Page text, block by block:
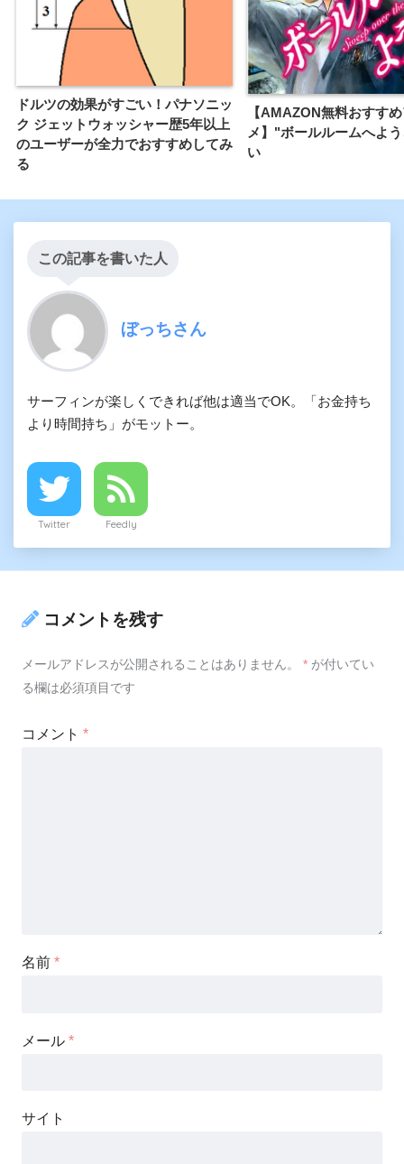
ドルツの効果がすごい！パナソニッ
ク ジェットウォッシャー歴5年以上
のユーザーが全力でおすすめしてみ
る
【AMAZON無料おすす
メ】"ボールルームへよ
い
この記事を書いた人
ぼっちさん
サーフィンが楽しくできれば他は適当でOK。「お金持ち
より時間持ち」がモットー。
Twitter Feedly
コメントを残す
メールアドレスが公開されることはありません。 * が付いてい
る欄は必須項目です
コメント *
名前 *
メール *
サイト